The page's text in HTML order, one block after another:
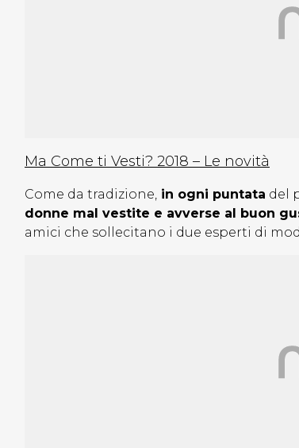
Ma Come ti Vesti? 2018 – Le novità
Come da tradizione, in ogni puntata del
donne mal vestite e avverse al buon
amici che sollecitano i due esperti di